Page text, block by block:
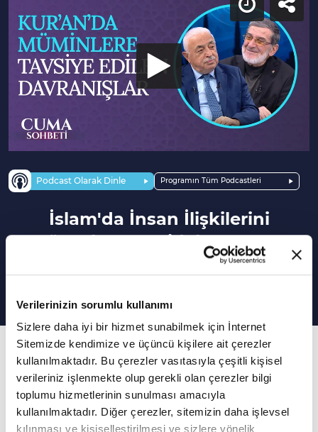
Verilerinizin sorumlu kullanımı
Sizlere daha iyi bir hizmet sunabilmek için İnternet
Sitemizde kendimize ve üçüncü kişilere ait çerezler
kullanılmaktadır. Bu çerezler vasıtasıyla çeşitli kişisel
verileriniz işlenmekte olup gerekli olan çerezler bilgi
toplumu hizmetlerinin sunulması amacıyla
kullanılmaktadır. Diğer çerezler, sitemizin daha işlevsel
kılınması ve kişiselleştirilmesi ve sizlere yönelik
Podcast Olarak Dinle Programın Tüm Podcastleri
İslam'da İnsan İlişkilerini
Düzenleyen Kaideler | Cuma
184. Bölüm
Müslümanların gayrimüslimler ile ilişkisi nasıl
olmalı?
Mustafa Akgül'ün sunumu Emrullah